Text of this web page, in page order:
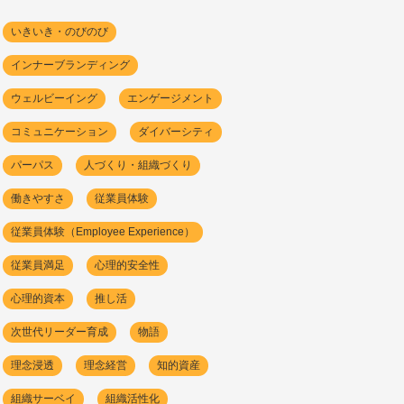
いきいき・のびのび
インナーブランディング
ウェルビーイング エンゲージメント
コミュニケーション ダイバーシティ
パーパス 人づくり・組織づくり
働きやすさ 従業員体験
従業員体験（Employee Experience）
従業員満足 心理的安全性
心理的資本 推し活
次世代リーダー育成 物語
理念浸透 理念経営 知的資産
組織サーベイ 組織活性化